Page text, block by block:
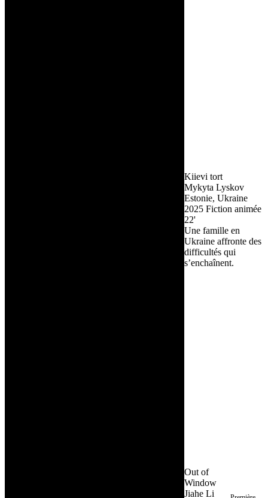
Kiievi tort
Mykyta Lyskov
Estonie, Ukraine
2025 Fiction animée
22'
Une famille en
Ukraine affronte des
difficultés qui
s’enchaînent.
Out of
Window
Jiahe Li